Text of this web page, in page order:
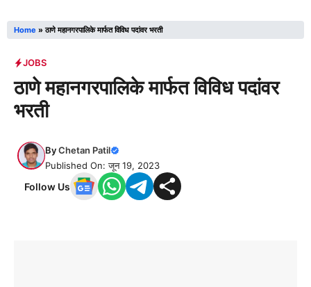
Home »ठाणे महानगरपालिके मार्फत विविध पदांवर भरती
JOBS
ठाणे महानगरपालिके मार्फत विविध पदांवर
भरती
ByChetan Patil
Published On: जून 19, 2023
Follow Us